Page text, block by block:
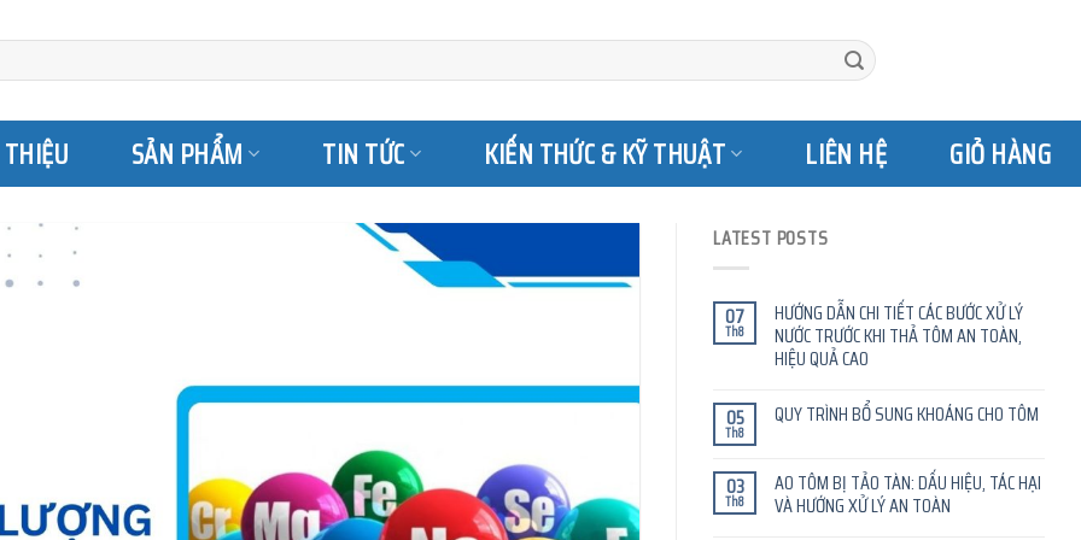
SẢN PHẨM TIN TỨC KIẾN THỨC & KỸ THUẬT LIÊN HỆ GIỎ HÀNG
LATEST POSTS
07
Th8
HƯỚNG DẪN CHI TIẾT CÁC BƯỚC XỬ LÝ
NƯỚC TRƯỚC KHI THẢ TÔM AN TOÀN,
HIỆU QUẢ CAO
05
Th8
QUY TRÌNH BỔ SUNG KHOÁNG CHO TÔM
03
Th8
AO TÔM BỊ TẢO TÀN: DẤU HIỆU, TÁC HẠI
VÀ HƯỚNG XỬ LÝ AN TOÀN